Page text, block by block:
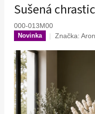
Sušená
000-013M00
Novinka Značka: